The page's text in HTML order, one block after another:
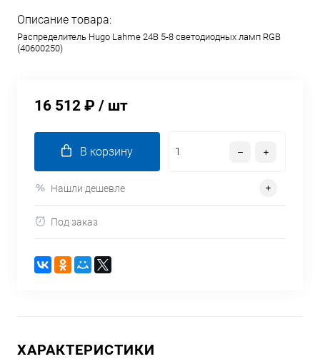
Описание товара:
Распределитель Hugo Lahme 24В 5-8 светодиодных ламп RGB
(40600250)
16 512 ₽ / шт
В корзину
Нашли дешевле
Под заказ
ХАРАКТЕРИСТИКИ